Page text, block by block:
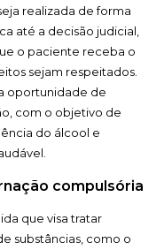
realizada de forma
até a decisão judicial,
o paciente receba o
sejam respeitados.
oportunidade de
com o objetivo de
do álcool e
compulsória
que visa tratar
substâncias, como o